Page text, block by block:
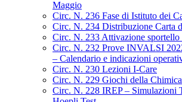
Maggio
Circ. N. 236 Fase di Istituto dei
Circ. N. 234 Distribuzione Carta
Circ. N. 233 Attivazione sportello
Circ. N. 232 Prove INVALSI
– Calendario e indicazioni
Circ. N. 230 Lezioni I-Care
Circ. N. 229 Giochi della Chimica
Circ. N. 228 IREP – Simulazioni